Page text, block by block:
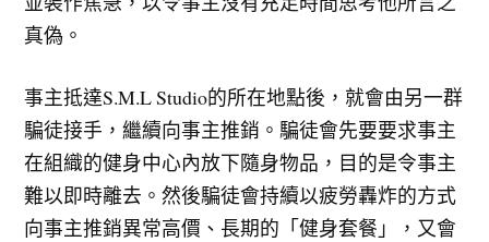
真偽。
事主抵達S.M.L Studio的所在地點後，就會由另一群
騙徒接手，繼續向事主推銷。騙徒會先要要求事主
在組織的健身中心內放下隨身物品，目的是令事主
難以即時離去。然後騙徒會持續以疲勞轟炸的方式
向事主推銷異常高價、長期的「健身套餐」，又會